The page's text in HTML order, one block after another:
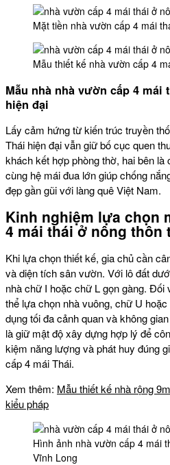
Mặt tiền nhà vườn cấp 4 mái
Mẫu thiết kế nhà vườn cấp 4
Mẫu nhà nhà vườn cấp 4 mái
hiện đại
Lấy cảm hứng từ kiến trúc truyền
Thái hiện đại vẫn giữ bố cục quen
khách kết hợp phòng thờ, hai bên là
cùng hệ mái đua lớn giúp chống
đẹp gần gũi với làng quê Việt Nam.
Kinh nghiệm lựa chọn
4 mái thái ở nông thôn
Khi lựa chọn thiết kế, gia chủ cần
và diện tích sân vườn. Với lô đất
nhà chữ I hoặc chữ L gọn gàng. Đối
thể lựa chọn nhà vuông, chữ U
dụng tối đa cảnh quan và không
là giữ mật độ xây dựng hợp lý để
kiệm năng lượng và phát huy đúng
cấp 4 mái Thái.
Xem thêm: Mẫu thiết kế nhà rộng
kiểu pháp
Hình ảnh nhà vườn cấp 4 mái
Vĩnh Long